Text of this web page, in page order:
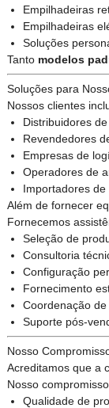
Empilhadeiras
Empilhadeiras
Soluções
Tanto modelos
Soluções para
Nossos clientes
Distribuidores
Revendedores
Empresas de
Operadores de
Importadores
Além de fornecer
Fornecemos
Seleção de
Consultoria
Configuração
Fornecimento
Coordenação
Suporte pós-
Nosso
Acreditamos que a
Nosso
Qualidade de